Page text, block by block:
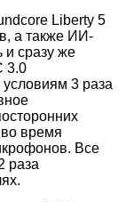
Liberty 5
а также ИИ-
и сразу же
3.0
3 раза
время
Все
раза